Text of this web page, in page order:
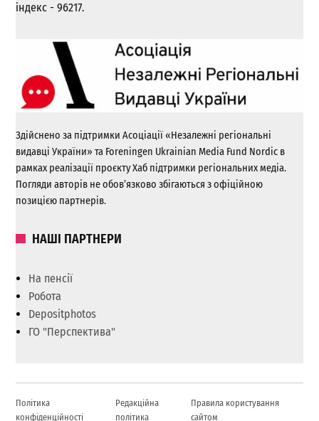
індекс - 96217.
Здійснено за підтримки Асоціації «Незалежні регіональні
видавці України» та Foreningen Ukrainian Media Fund Nordic в
рамках реалізації проєкту Хаб підтримки регіональних медіа.
Погляди авторів не обов’язково збігаються з офіційною
позицією партнерів.
НАШІ ПАРТНЕРИ
На пенсії
Робота
Depositphotos
ГО "Перспектива"
Політика
конфіденційності
Редакційна
політика
Правила користування
сайтом